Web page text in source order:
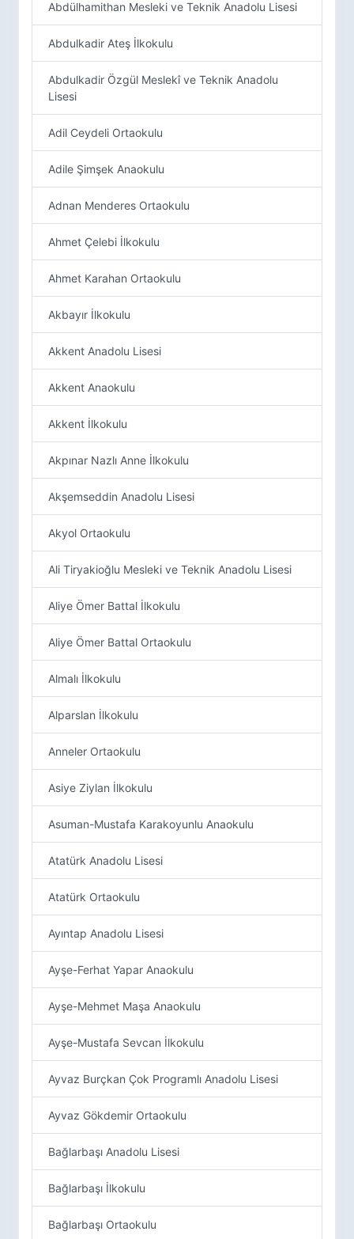
Abdülhamithan Mesleki ve Teknik Anadolu Lisesi
Abdulkadir Ateş İlkokulu
Abdulkadir Özgül Meslekî ve Teknik Anadolu
Lisesi
Adil Ceydeli Ortaokulu
Adile Şimşek Anaokulu
Adnan Menderes Ortaokulu
Ahmet Çelebi İlkokulu
Ahmet Karahan Ortaokulu
Akbayır İlkokulu
Akkent Anadolu Lisesi
Akkent Anaokulu
Akkent İlkokulu
Akpınar Nazlı Anne İlkokulu
Akşemseddin Anadolu Lisesi
Akyol Ortaokulu
Ali Tiryakioğlu Mesleki ve Teknik Anadolu Lisesi
Aliye Ömer Battal İlkokulu
Aliye Ömer Battal Ortaokulu
Almalı İlkokulu
Alparslan İlkokulu
Anneler Ortaokulu
Asiye Ziylan İlkokulu
Asuman-Mustafa Karakoyunlu Anaokulu
Atatürk Anadolu Lisesi
Atatürk Ortaokulu
Ayıntap Anadolu Lisesi
Ayşe-Ferhat Yapar Anaokulu
Ayşe-Mehmet Maşa Anaokulu
Ayşe-Mustafa Sevcan İlkokulu
Ayvaz Burçkan Çok Programlı Anadolu Lisesi
Ayvaz Gökdemir Ortaokulu
Bağlarbaşı Anadolu Lisesi
Bağlarbaşı İlkokulu
Bağlarbaşı Ortaokulu